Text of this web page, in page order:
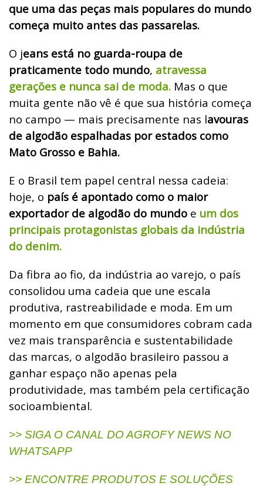
que uma das peças mais populares do mundo
começa muito antes das passarelas.
O jeans está no guarda-roupa de
praticamente todo mundo, atravessa
gerações e nunca sai de moda. Mas o que
muita gente não vê é que sua história começa
no campo — mais precisamente nas lavouras
de algodão espalhadas por estados como
Mato Grosso e Bahia.
E o Brasil tem papel central nessa cadeia:
hoje, o país é apontado como o maior
exportador de algodão do mundo e um dos
principais protagonistas globais da indústria
do denim.
Da fibra ao fio, da indústria ao varejo, o país
consolidou uma cadeia que une escala
produtiva, rastreabilidade e moda. Em um
momento em que consumidores cobram cada
vez mais transparência e sustentabilidade
das marcas, o algodão brasileiro passou a
ganhar espaço não apenas pela
produtividade, mas também pela certificação
socioambiental.
>> SIGA O CANAL DO AGROFY NEWS NO
WHATSAPP
>> ENCONTRE PRODUTOS E SOLUÇÕES